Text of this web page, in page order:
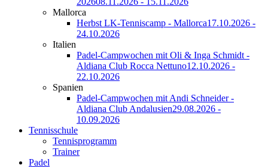
Mallorca
Herbst LK-Tenniscamp - Mallorca17.10.2026 -
24.10.2026
Italien
Padel-Campwochen mit Oli & Inga Schmidt -
Aldiana Club Rocca Nettuno12.10.2026 -
22.10.2026
Spanien
Padel-Campwochen mit Andi Schneider -
Aldiana Club Andalusien29.08.2026 -
10.09.2026
Tennisschule
Tennisprogramm
Trainer
Padel